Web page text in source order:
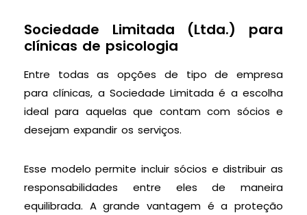
Sociedade Limitada (Ltda.) para
clínicas de psicologia
Entre todas as opções de tipo de empresa
para clínicas, a Sociedade Limitada é a escolha
ideal para aquelas que contam com sócios e
desejam expandir os serviços.
Esse modelo permite incluir sócios e distribuir as
responsabilidades entre eles de maneira
equilibrada. A grande vantagem é a proteção